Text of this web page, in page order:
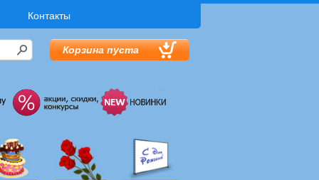
Контакты
Корзина пуста